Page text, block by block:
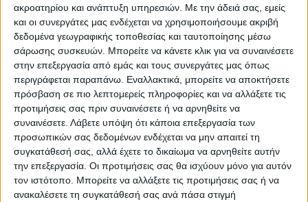
ακροατηρίου και ανάπτυξη υπηρεσιών. Με την άδειά σας, εμείς
και οι συνεργάτες μας ενδέχεται να χρησιμοποιήσουμε ακριβή
δεδομένα γεωγραφικής τοποθεσίας και ταυτοποίησης μέσω
σάρωσης συσκευών. Μπορείτε να κάνετε κλικ για να συναινέσετε
στην επεξεργασία από εμάς και τους συνεργάτες μας όπως
περιγράφεται παραπάνω. Εναλλακτικά, μπορείτε να αποκτήσετε
πρόσβαση σε πιο λεπτομερείς πληροφορίες και να αλλάξετε τις
προτιμήσεις σας πριν συναινέσετε ή να αρνηθείτε να
συναινέσετε. Λάβετε υπόψη ότι κάποια επεξεργασία των
προσωπικών σας δεδομένων ενδέχεται να μην απαιτεί τη
συγκατάθεσή σας, αλλά έχετε το δικαίωμα να αρνηθείτε αυτήν
την επεξεργασία. Οι προτιμήσεις σας θα ισχύουν μόνο για αυτόν
τον ιστότοπο. Μπορείτε να αλλάξετε τις προτιμήσεις σας ή να
ανακαλέσετε τη συγκατάθεσή σας ανά πάσα στιγμή
Γιαννακόπουλος, επιβάτης.
«Αναρωτηθήκαμε γιατί δεν φέρνουν μηχανή
που δε λειτουργεί με ρεύμα αλλά με
πετρέλαιο ντίζελ. Ή να συνεχίσουμε το
δρομολόγιο μας ή να επιστρέψουμε στο
σταθμό Λαρίσης», συμπλήρωσε….
Συμπερασματικά γίναμε γίναμε… κόμβος!!!
• Τη φωτό μας απέστειλε συμπολίτης από